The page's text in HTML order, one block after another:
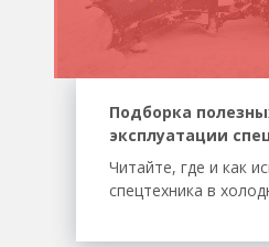
Подборка
эксплуатации
Читайте, где и как
спецтехника в